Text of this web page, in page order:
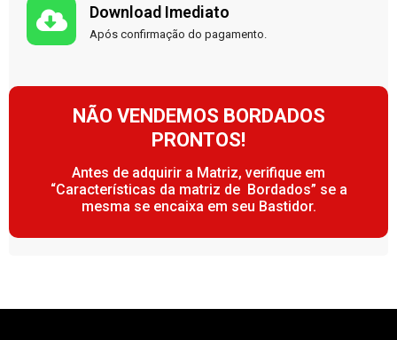
Download Imediato
Após confirmação do pagamento.
NÃO VENDEMOS BORDADOS
PRONTOS!
Antes de adquirir a Matriz, verifique em
“Características da matriz de Bordados” se a
mesma se encaixa em seu Bastidor.